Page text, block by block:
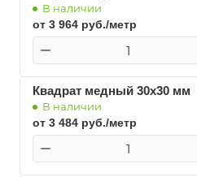
В наличии
от 3 964 руб./метр
Квадрат медный 30х30 мм
В наличии
от 3 484 руб./метр